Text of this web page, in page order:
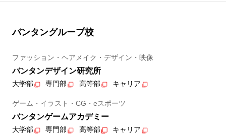
バンタングループ校
ファッション・ヘアメイク・デザイン・映像
バンタンデザイン研究所
大学部 専門部 高等部 キャリア
ゲーム・イラスト・CG・eスポーツ
バンタンゲームアカデミー
大学部 専門部 高等部 キャリア